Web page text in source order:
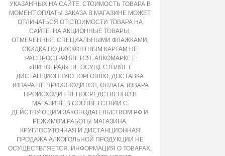
УКАЗАННЫХ НА САЙТЕ. СТОИМОСТЬ ТОВАРА В
МОМЕНТ ОПЛАТЫ ЗАКАЗА В МАГАЗИНЕ МОЖЕТ
ОТЛИЧАТЬСЯ ОТ СТОИМОСТИ ТОВАРА НА
САЙТЕ. НА АКЦИОННЫЕ ТОВАРЫ,
ОТМЕЧЕННЫЕ СПЕЦИАЛЬНЫМИ ФЛАЖКАМИ,
СКИДКА ПО ДИСКОНТНЫМ КАРТАМ НЕ
РАСПРОСТРАНЯЕТСЯ. АЛКОМАРКЕТ
«ВИНОГРАД» НЕ ОСУЩЕСТВЛЯЕТ
ДИСТАНЦИОННУЮ ТОРГОВЛЮ, ДОСТАВКА
ТОВАРА НЕ ПРОИЗВОДИТСЯ, ОПЛАТА ТОВАРА
ПРОИСХОДИТ НЕПОСРЕДСТВЕННО В
МАГАЗИНЕ В СООТВЕТСТВИИ С
ДЕЙСТВУЮЩИМ ЗАКОНОДАТЕЛЬСТВОМ РФ И
РЕЖИМОМ РАБОТЫ МАГАЗИНА,
КРУГЛОСУТОЧНАЯ И ДИСТАНЦИОННАЯ
ПРОДАЖА АЛКОГОЛЬНОЙ ПРОДУКЦИИ НЕ
ОСУЩЕСТВЛЯЕТСЯ. ИНФОРМАЦИЯ О ТОВАРАХ,